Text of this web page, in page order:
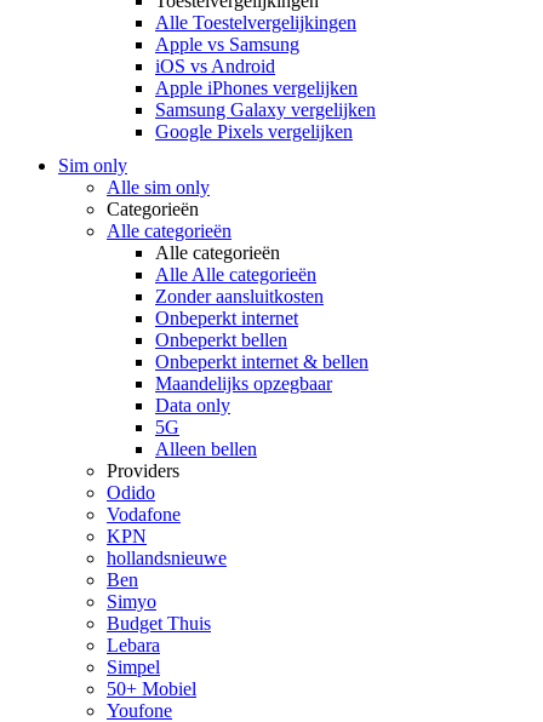
Alle Toestelvergelijkingen
Apple vs Samsung
iOS vs Android
Apple iPhones vergelijken
Samsung Galaxy vergelijken
Google Pixels vergelijken
Sim only
Alle sim only
Categorieën
Alle categorieën
Alle categorieën
Alle Alle categorieën
Zonder aansluitkosten
Onbeperkt internet
Onbeperkt bellen
Onbeperkt internet & bellen
Maandelijks opzegbaar
Data only
5G
Alleen bellen
Providers
Odido
Vodafone
KPN
hollandsnieuwe
Ben
Simyo
Budget Thuis
Lebara
Simpel
50+ Mobiel
Youfone